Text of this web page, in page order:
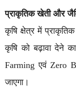
प्राकृतिक खेती और
कृषि क्षेत्र में
कृषि को बढ़ावा देने
Farming एवं Zero
जाएगा।